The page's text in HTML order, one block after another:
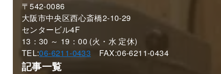
〒542-0086
大阪市中央区西心斎橋2-10-29
センタービル4F
13：30 ～ 19：00 (火・水 定休)
TEL:06-6211-0433 FAX:06-6211-0434
記事一覧